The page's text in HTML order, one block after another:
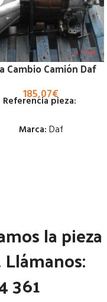
Cambio Camión Daf
185,07€
Referencia pieza:
Marca: Daf
02.95
Código Pieza:47062
la pieza
361